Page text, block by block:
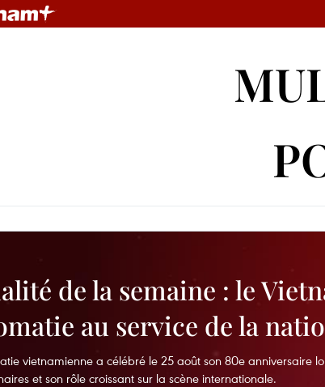
de la semaine : le
au service de la
vietnamienne a célébré le 25 août son 80e anniversaire
et son rôle croissant sur la scène internationale.